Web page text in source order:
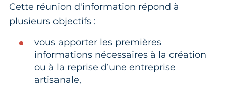
Cette réunion d'information répond à
plusieurs objectifs :
vous apporter les premières
informations nécessaires à la création
ou à la reprise d’une entreprise
artisanale,